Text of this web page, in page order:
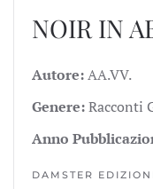
NOIR IN
Autore:AA.VV.
Genere:Racconti
Anno
DAMSTER